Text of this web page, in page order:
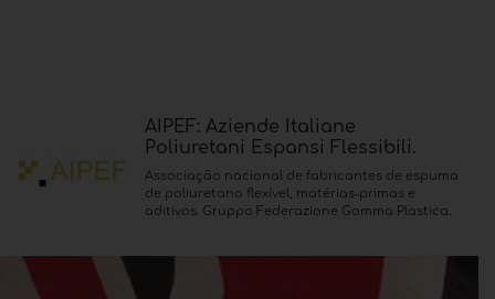
AIPEF: Aziende Italiane
Poliuretani Espansi Flessibili.
Associação nacional de fabricantes de espuma
de poliuretano flexível, matérias-primas e
aditivos. Gruppo Federazione Gomma Plastica.